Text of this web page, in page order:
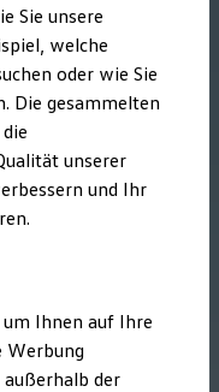
Sie unsere
welche
oder wie Sie
Die gesammelten
unserer
und Ihr
Ihnen auf Ihre
Werbung
außerhalb der